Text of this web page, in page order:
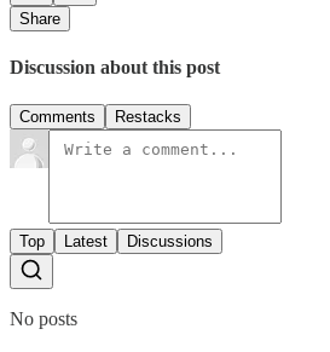
Share
Discussion about this post
Comments Restacks
Top Latest Discussions
No posts